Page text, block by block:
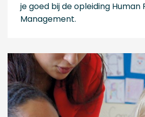
je goed bij de opleiding Human
Management.